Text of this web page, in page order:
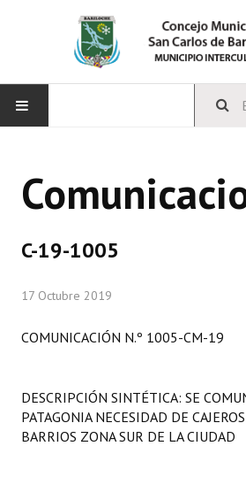
CONCEJO
Comisiones Especiales
Programas
C-19-1005
17 Octubre 2019
COMUNICACIÓN N.º 1005-CM-19
DESCRIPCIÓN SINTÉTICA: SE
PATAGONIA NECESIDAD DE
BARRIOS ZONA SUR DE LA CIUDAD